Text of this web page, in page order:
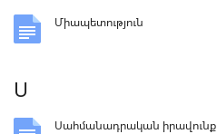
Միապետություն
Ս
Սահմանադրական իրավունք